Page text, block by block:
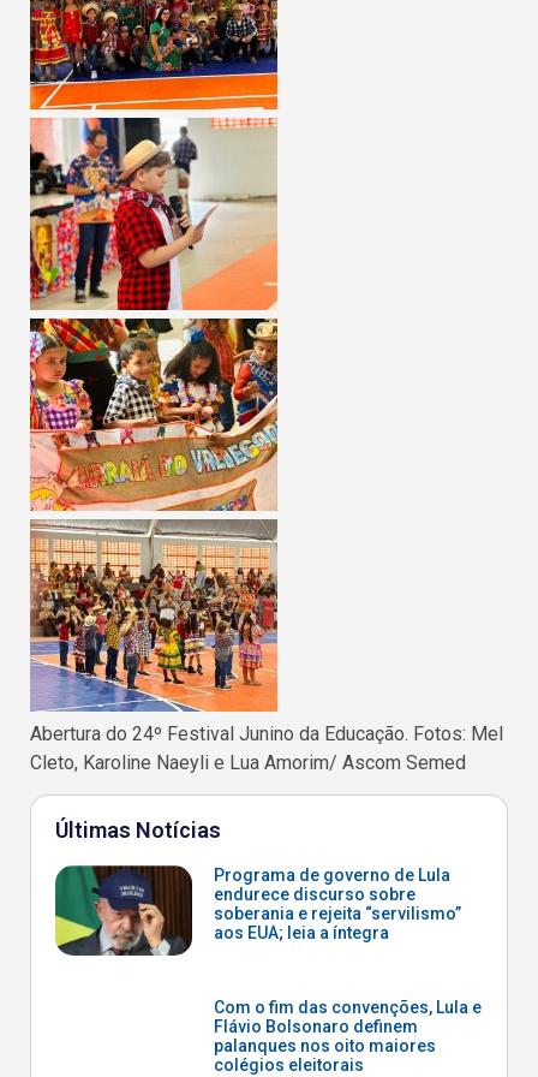
Abertura do 24º Festival Junino da Educação. Fotos: Mel
Cleto, Karoline Naeyli e Lua Amorim/ Ascom Semed
Últimas Notícias
Programa de governo de Lula
endurece discurso sobre
soberania e rejeita “servilismo”
aos EUA; leia a íntegra
Com o fim das convenções, Lula e
Flávio Bolsonaro definem
palanques nos oito maiores
colégios eleitorais